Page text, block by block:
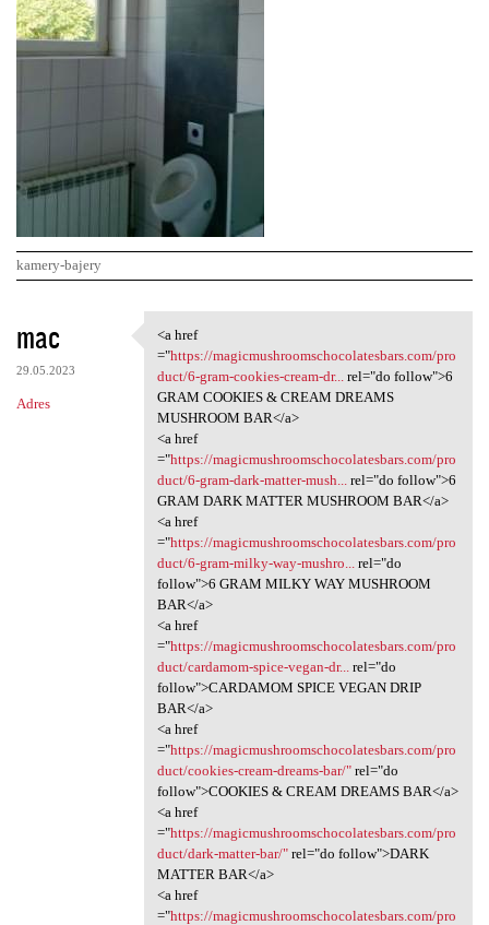
kamery-bajery
K
o
m
e
mac
29.05.2023
Adres
<a href ="https:/
<a href
="https://magicmushroomschocolatesbars.com/pro
duct/6-gram-cookies-cream-dr...
rel="do follow">6
GRAM COOKIES & CREAM DREAMS
MUSHROOM BAR</a>
<a href
="https://magicmushroomschocolatesbars.com/pro
duct/6-gram-dark-matter-mush...
rel="do follow">6
GRAM DARK MATTER MUSHROOM BAR</a>
<a href
="https://magicmushroomschocolatesbars.com/pro
duct/6-gram-milky-way-mushro...
rel="do
follow">6 GRAM MILKY WAY MUSHROOM
BAR</a>
<a href
="https://magicmushroomschocolatesbars.com/pro
duct/cardamom-spice-vegan-dr...
rel="do
follow">CARDAMOM SPICE VEGAN DRIP
BAR</a>
<a href
="https://magicmushroomschocolatesbars.com/pro
duct/cookies-cream-dreams-bar/"rel="do
follow">COOKIES & CREAM DREAMS BAR</a>
<a href
="https://magicmushroomschocolatesbars.com/pro
duct/dark-matter-bar/"rel="do follow">DARK
MATTER BAR</a>
<a href
="https://magicmushroomschocolatesbars.com/pro